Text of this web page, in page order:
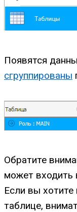
Появятся
сгруппированы
Обратите
может входить
Если вы хотите
таблице,